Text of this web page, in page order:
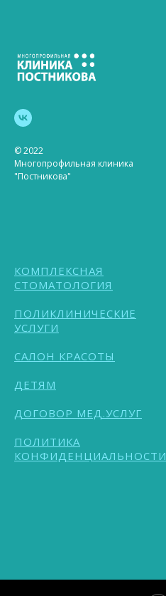
© 2022
Многопрофильная клиника
"Постникова"
КОМПЛЕКСНАЯ
СТОМАТОЛОГИЯ
ПОЛИКЛИНИЧЕСКИЕ
УСЛУГИ
САЛОН КРАСОТЫ
ДЕТЯМ
ДОГОВОР МЕД.УСЛУГ
ПОЛИТИКА
КОНФИДЕНЦИАЛЬНОСТИ